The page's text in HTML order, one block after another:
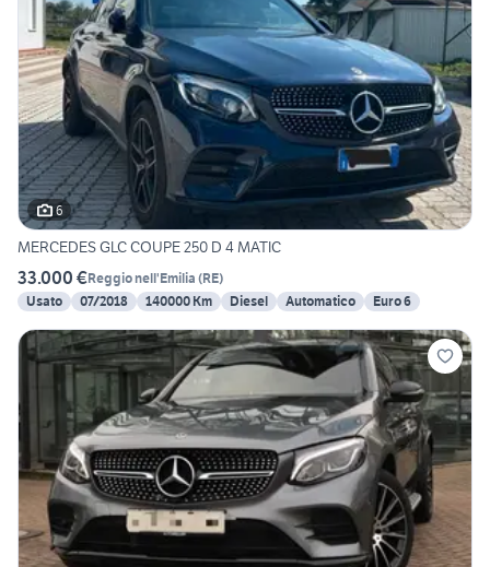
6
MERCEDES GLC COUPE 250 D 4 MATIC
33.000 €Reggio nell'Emilia (RE)
Usato
07/2018 140000 Km Diesel Automatico Euro 6